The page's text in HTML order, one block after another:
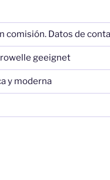
comisión. Datos de
geeignet
y moderna